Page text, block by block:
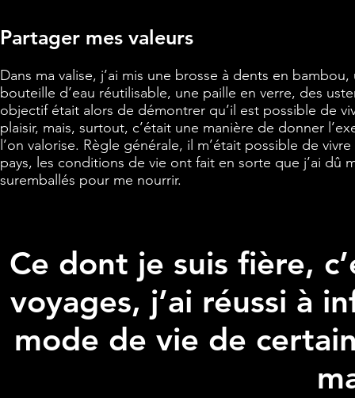
Partager mes valeurs
Dans ma valise, j’ai mis une brosse à dents en
bouteille d’eau réutilisable, une paille en verre, des
objectif était alors de démontrer qu’il est possible de
plaisir, mais, surtout, c’était une manière de donner
l’on valorise. Règle générale, il m’était possible de
pays, les conditions de vie ont fait en sorte que j’ai dû
suremballés pour me nourrir.
Ce dont je suis fière,
voyages, j’ai réussi à
mode de vie de